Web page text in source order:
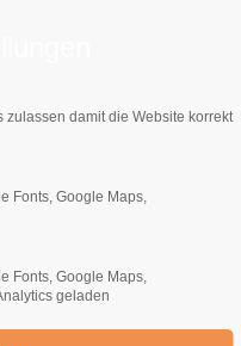
damit die Website korrekt
Fonts, Google Maps,
Fonts, Google Maps,
geladen